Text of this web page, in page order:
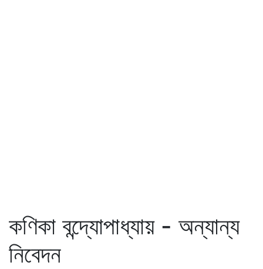
কণিকা বন্দ্যোপাধ্যায় - অন্যান্য
নিবেদন